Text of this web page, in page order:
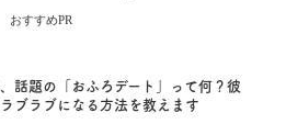
おすすめPR
話題の「おふろデート」って何？彼
ラブラブになる方法を教えます